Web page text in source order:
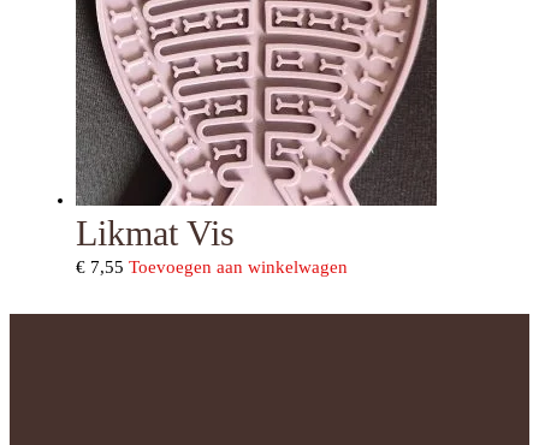
Likmat Vis
€ 7,55 Toevoegen aan winkelwagen